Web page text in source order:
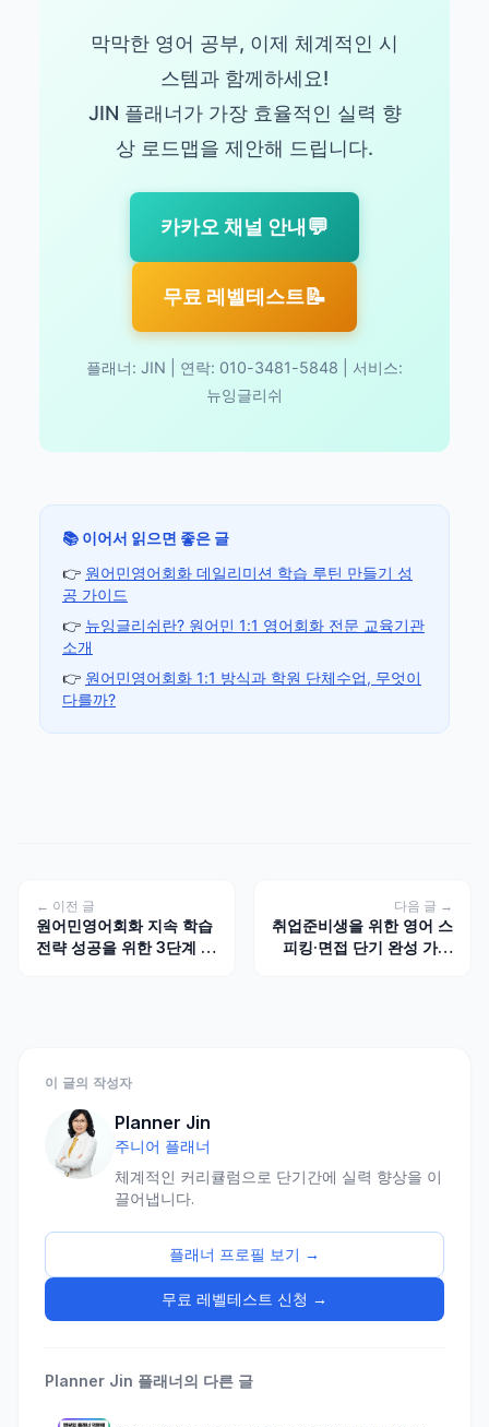
막막한 영어 공부, 이제 체계적인 시
스템과 함께하세요!
JIN 플래너가 가장 효율적인 실력 향
상 로드맵을 제안해 드립니다.
카카오 채널 안내 💬
무료 레벨테스트📝
플래너: JIN | 연락: 010-3481-5848 | 서비스:
뉴잉글리쉬
📚 이어서 읽으면 좋은 글
👉 원어민영어회화 데일리미션 학습 루틴 만들기 성
공 가이드
👉 뉴잉글리쉬란? 원어민 1:1 영어회화 전문 교육기관
소개
👉 원어민영어회화 1:1 방식과 학원 단체수업, 무엇이
다를까?
← 이전 글
원어민영어회화 지속 학습
전략 성공을 위한 3단계 가
다음 글 →
취업준비생을 위한 영어 스
피킹·면접 단기 완성 가이
이 글의 작성자
Planner Jin
주니어 플래너
체계적인 커리큘럼으로 단기간에 실력 향상을 이
끌어냅니다.
플래너 프로필 보기 →
무료 레벨테스트 신청 →
Planner Jin 플래너의 다른 글